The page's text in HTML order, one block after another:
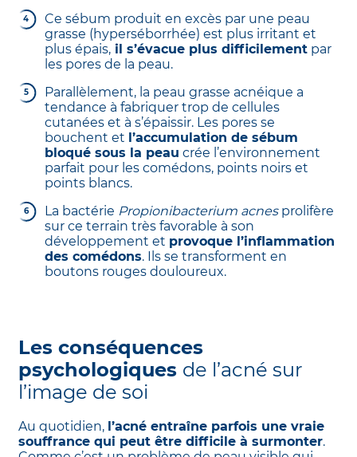
Ce sébum produit en excès par une peau
grasse (hyperséborrhée) est plus irritant et
plus épais, il s’évacue plus difficilement par
les pores de la peau.
Parallèlement, la peau grasse acnéique a
tendance à fabriquer trop de cellules
cutanées et à s’épaissir. Les pores se
bouchent et l’accumulation de sébum
bloqué sous la peau crée l’environnement
parfait pour les comédons, points noirs et
points blancs.
La bactérie Propionibacterium acnesprolifère
sur ce terrain très favorable à son
développement et provoque l’inflammation
des comédons. Ils se transforment en
boutons rouges douloureux.
Les conséquences
psychologiques de l’acné sur
l’image de soi
Au quotidien, l’acné entraîne parfois une vraie
souffrance qui peut être difficile à surmonter.